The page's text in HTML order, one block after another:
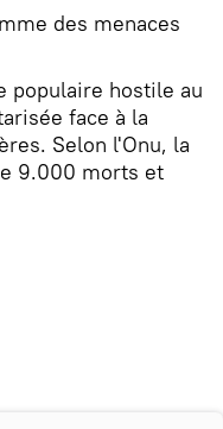
des menaces
populaire hostile au
face à la
Selon l'Onu, la
9.000 morts et